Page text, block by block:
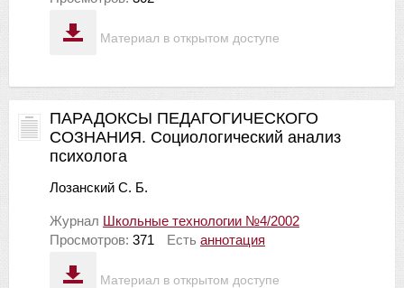
Материал в открытом доступе
Материал в открытом доступе
ПАРАДОКСЫ ПЕДАГОГИЧЕСКОГО
СОЗНАНИЯ. Социологический анализ
психолога
Лозанский С. Б.
Журнал Школьные технологии №4/2002
Просмотров: 371 Есть аннотация